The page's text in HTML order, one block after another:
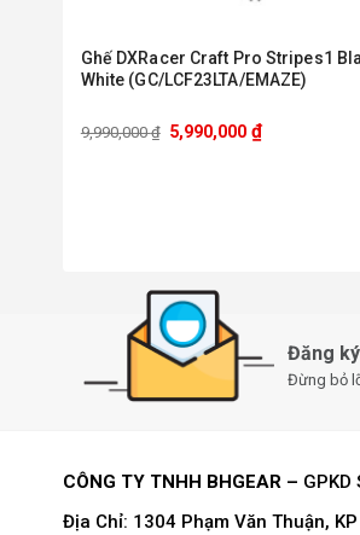
Ghế DXRacer Craft Pro Stripes1
White (GC/LCF23LTA/EMAZE)
9,990,000₫ 5,990,000 ₫
Đăng
Đừng bỏ
CÔNG TY TNHH BHGEAR – GPKD
Địa Chỉ: 1304 Phạm Văn Thuận,